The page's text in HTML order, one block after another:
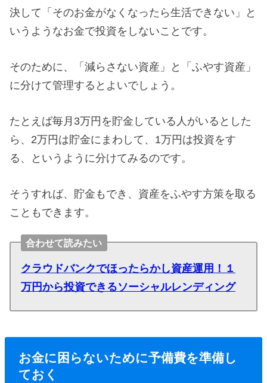
決して「そのお金がなくなったら生活できない」と
いうようなお金で投資をしないことです。
そのために、「減らさない資産」と「ふやす資産」
に分けて管理するとよいでしょう。
たとえば毎月3万円を貯金している人がいるとした
ら、2万円は貯金にまわして、1万円は投資をす
る、というように分けてみるのです。
そうすれば、貯金もでき、資産をふやす方策を取る
こともできます。
合わせて読みたい
クラウドバンクでほったらかし資産運用！１
万円から投資できるソーシャルレンディング
お金に困らないために予備費を準備し
ておく